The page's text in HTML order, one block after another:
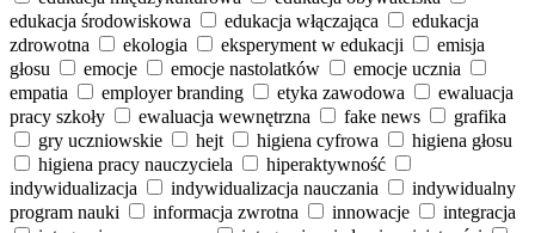
edukacja środowiskowa
edukacja włączająca
edukacja
zdrowotna
ekologia eksperyment w edukacji
emisja
głosu
emocje emocje nastolatków
emocje ucznia
empatia
employer branding etyka zawodowa
ewaluacja
pracy szkoły
ewaluacja wewnętrzna fake news
grafika
gry uczniowskie
hejt higiena cyfrowa
higiena głosu
higiena pracy nauczyciela
hiperaktywność
indywidualizacja
indywidualizacja nauczania
indywidualny
program nauki
informacja zwrotna innowacje
integracja